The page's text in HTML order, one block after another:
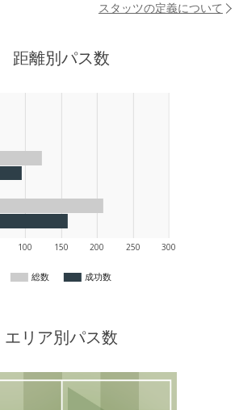
スタッツの定義について
距離別パス数
総数 成功数
100 150 200 250 300
エリア別パス数